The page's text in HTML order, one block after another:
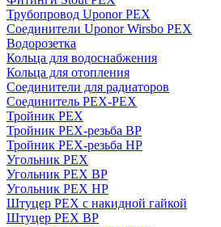
Трубопровод Uponor PEX
Соединители Uponor Wirsbo PEX
Водорозетка
Кольца для водоснабжения
Кольца для отопления
Соединители для радиаторов
Соединитель PEX-PEX
Тройник PEX
Тройник PEX-резьба ВР
Тройник PEX-резьба НР
Угольник PEX
Угольник PEX ВР
Угольник PEX НР
Штуцер PEX c накидной гайкой
Штуцер PEX ВР